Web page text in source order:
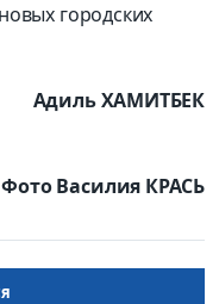
городских
Адиль ХАМИТБЕК
Фото Василия КРАСЬ